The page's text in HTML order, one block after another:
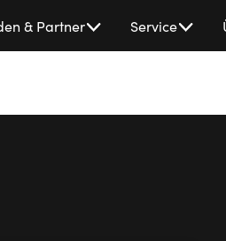
& Partner Service